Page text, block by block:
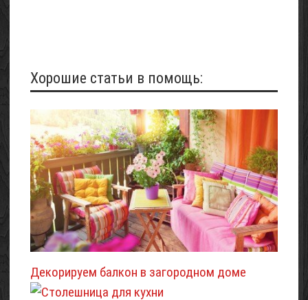
Хорошие статьи в помощь:
Декорируем балкон в загородном доме